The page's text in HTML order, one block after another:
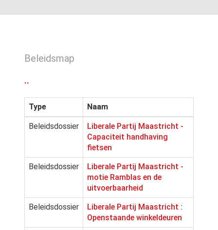
Beleidsmap
..
Type Naam
Beleidsdossier
Liberale Partij Maastricht -
Capaciteit handhaving
fietsen
Beleidsdossier
Liberale Partij Maastricht -
motie Ramblas en de
uitvoerbaarheid
Beleidsdossier
Liberale Partij Maastricht :
Openstaande winkeldeuren